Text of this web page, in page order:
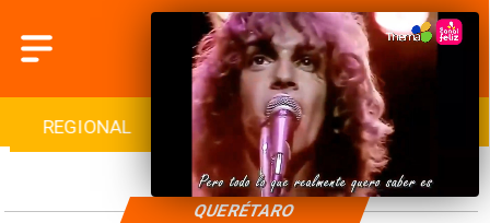
REGIONAL INTERNACIONAL DEPORTES
QUERÉTARO